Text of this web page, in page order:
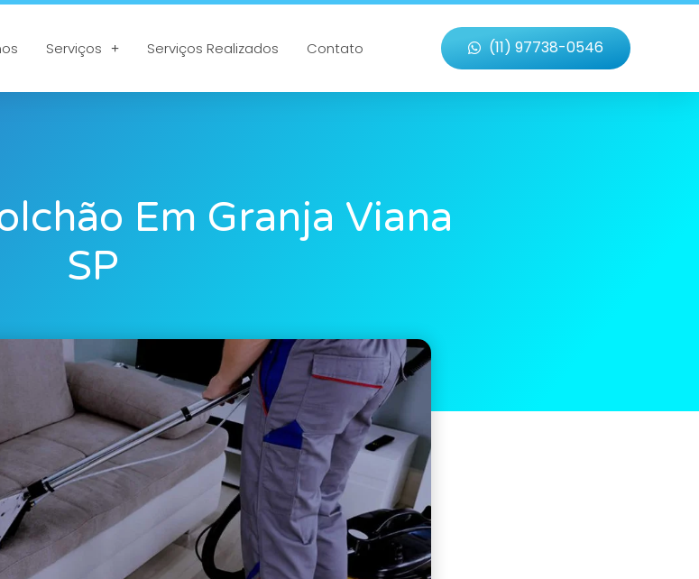
Serviços Serviços Realizados Contato (11) 97738-0546
Em Granja Viana
SP